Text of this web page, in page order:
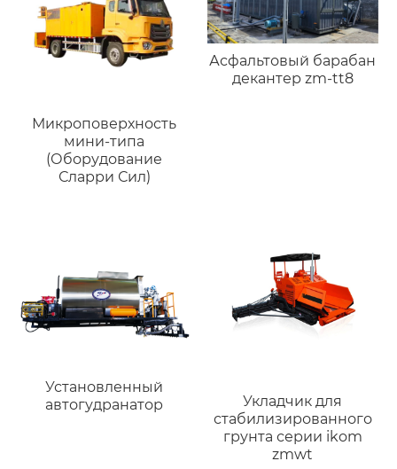
Микроповерхность
мини-типа
(Оборудование
Сларри Сил)
Асфальтовый барабан
декантер zm-tt8
Установленный
автогудранатор
Укладчик для
стабилизированного
грунта серии ikom
zmwt